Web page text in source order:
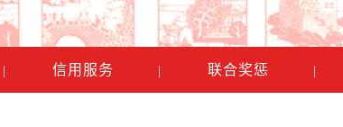
| 信用服务 | 联合奖惩 |